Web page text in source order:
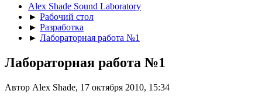
Alex Shade Sound Laboratory
► Рабочий стол
► Разработка
► Лабораторная работа №1
Лабораторная работа №1
Автор Alex Shade, 17 октября 2010, 15:34